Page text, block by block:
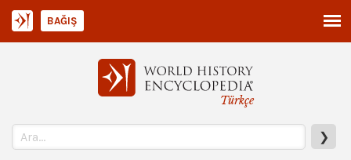
Türkçe
❯
BAĞIŞ